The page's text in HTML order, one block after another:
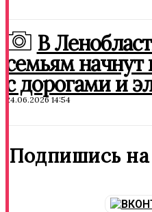
В
семьям
с дорогами и
24.06.2026 14:54
Подпишись на